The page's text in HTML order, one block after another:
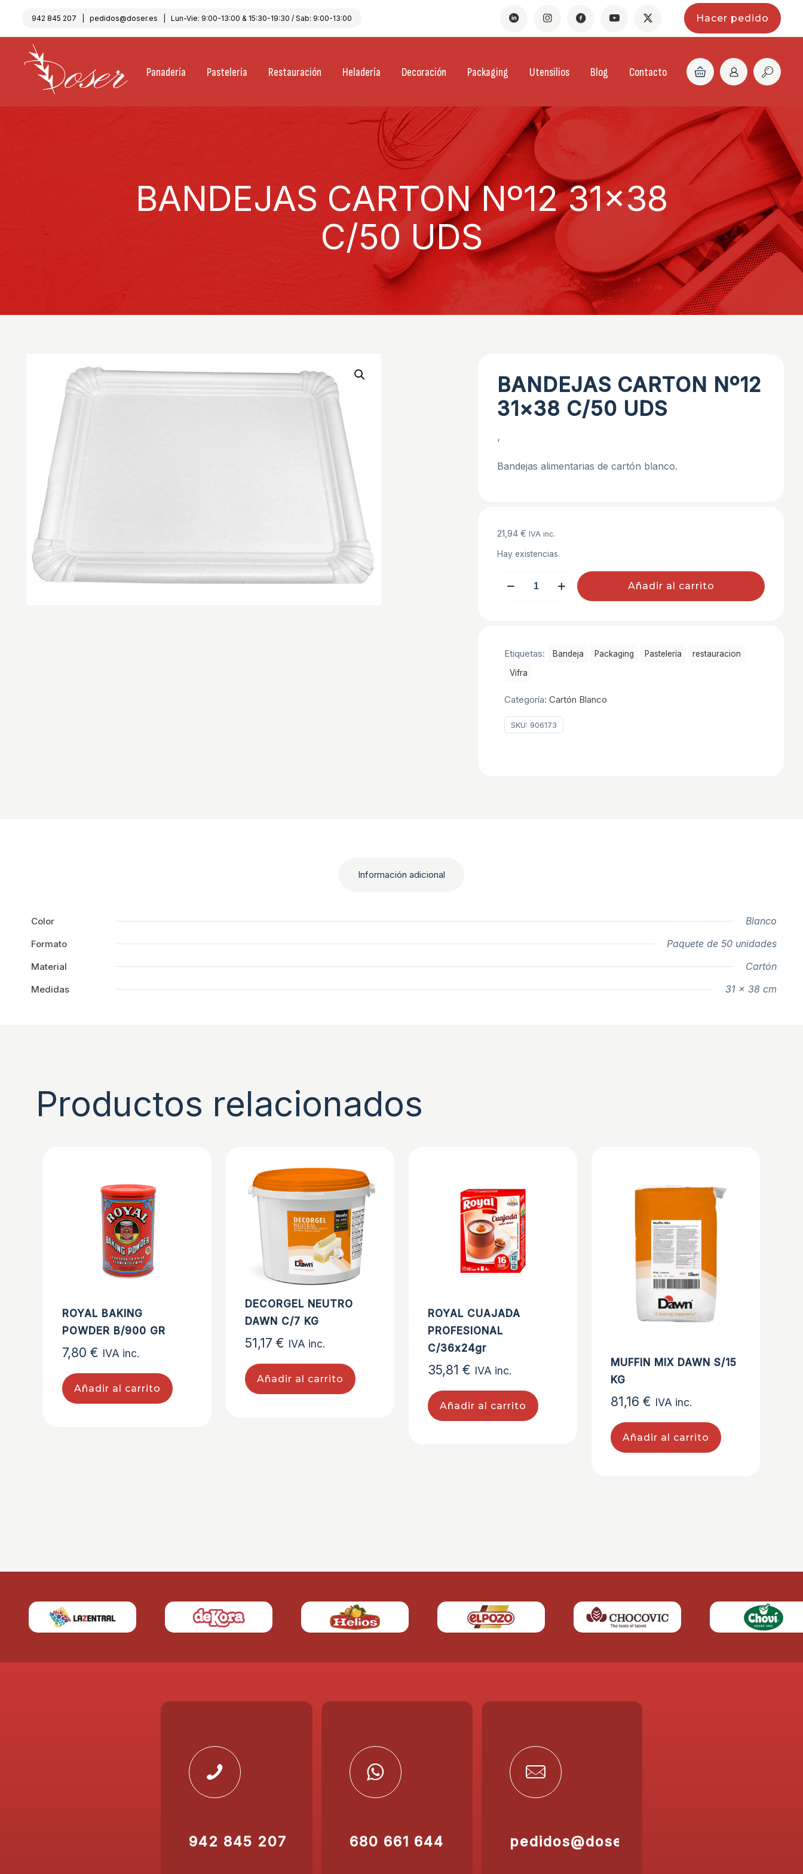
942 845 207 pedidos@doser.es | Lun-Vie: 9:00-13:00 & 15:30-19:30 / Sab: 9:00-13:00 Hacer pedido
Panadería Pastelería Restauración Heladería Decoración Packaging Utensilios Blog Contacto
BANDEJAS CARTON Nº12 31×38
C/50 UDS
BANDEJAS CARTON Nº12
31×38 C/50 UDS
‘
Bandejas alimentarias de cartón blanco.
21,94 € IVA inc.
Hay existencias
UDS
cantidad
Añadir al carrito
Etiquetas: Bandeja Packaging Pastelerí­a
restauracion
Vifra
Categoría: Cartón Blanco
SKU: 906173
Información adicional
Color Blanco
Formato Paquete de 50 unidades
Material Cartón
Medidas 31 x 38 cm
Productos relacionados
ROYAL BAKING
POWDER B/900 GR
7,80€ IVA inc.
Añadir al carrito
DECORGEL NEUTRO
DAWN C/7 KG
51,17€ IVA inc.
Añadir al carrito
ROYAL CUAJADA
PROFESIONAL
C/36x24gr
35,81€ IVA inc.
Añadir al carrito
MUFFIN MIX DAWN S/15
KG
81,16€ IVA inc.
Añadir al carrito
942 845 207 680 661 644 pedidos@doser.es